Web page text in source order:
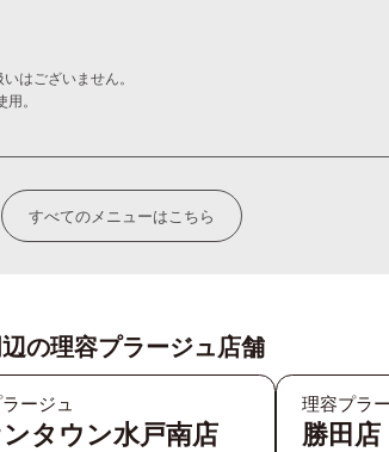
はございません。
。
すべてのメニューはこちら
の理容プラージュ店舗
ージュ
タウン水戸南店
理容プラ
勝田店